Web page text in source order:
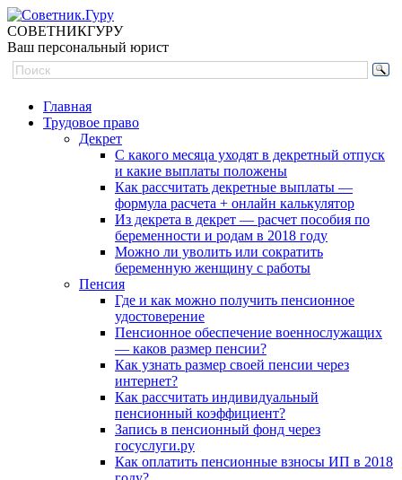
СОВЕТНИКГУРУ
Ваш персональный юрист
Главная
Трудовое право
Декрет
С какого месяца уходят в декретный отпуск
и какие выплаты положены
Как рассчитать декретные выплаты —
формула расчета + онлайн калькулятор
Из декрета в декрет — расчет пособия по
беременности и родам в 2018 году
Можно ли уволить или сократить
беременную женщину с работы
Пенсия
Где и как можно получить пенсионное
удостоверение
Пенсионное обеспечение военнослужащих
— каков размер пенсии?
Как узнать размер своей пенсии через
интернет?
Как рассчитать индивидуальный
пенсионный коэффициент?
Запись в пенсионный фонд через
госуслуги.ру
Как оплатить пенсионные взносы ИП в 2018